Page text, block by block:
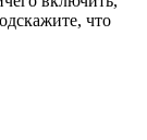
что